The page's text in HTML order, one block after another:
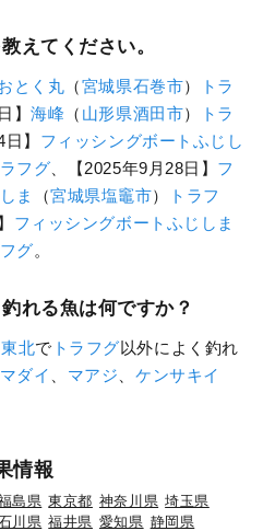
えてください。
とく丸 （宮城県石巻市）
トラ
】海峰 （ 山形県酒田市）
トラ
】 フィッシングボートふじし
ラフグ 、【2025年9月28日】 フ
ま
（宮城県塩竈市）
トラフ
フィッシングボートふじしま
グ。
れる魚は何ですか？
北で トラフグ以外によく釣れ
マダイ マアジ
ケンサキイ
情報
島県 東京都 神奈川県 埼玉県
川県 福井県 愛知県 静岡県